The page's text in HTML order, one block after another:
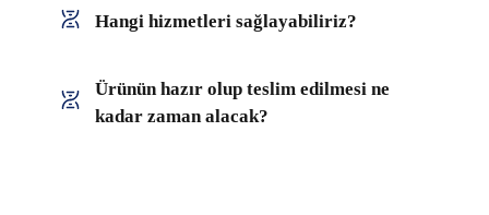
Hangi hizmetleri sağlayabiliriz?
Ürünün hazır olup teslim edilmesi ne
kadar zaman alacak?